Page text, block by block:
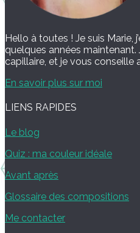
Hello à toutes ! Je suis Marie,
quelques années
capillaire, et je vous conseille
En savoir plus sur moi
LIENS RAPIDES
Le blog
Quiz : ma couleur idéale
Avant après
Glossaire des compositions
Me contacter